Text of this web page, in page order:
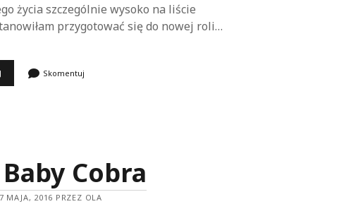
życia szczególnie wysoko na liście
przygotować się do nowej roli…
MACIERZYŃSTWO
ZARAZ
PO
Skomentuj
Cobra
MAJA, 2016 PRZEZ OLA